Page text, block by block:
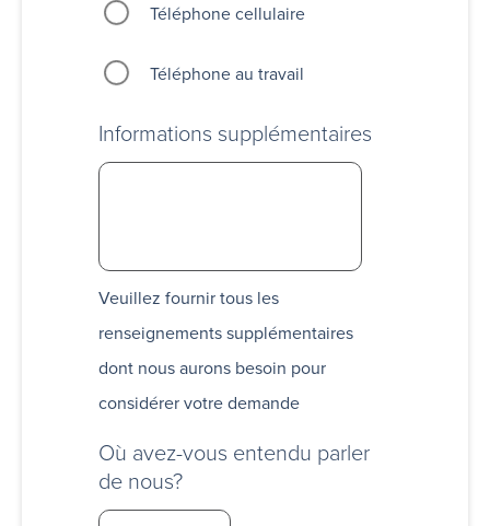
Téléphone cellulaire
Téléphone au travail
Informations supplémentaires
Veuillez fournir tous les
renseignements supplémentaires
dont nous aurons besoin pour
considérer votre demande
Où avez-vous entendu parler
de nous?